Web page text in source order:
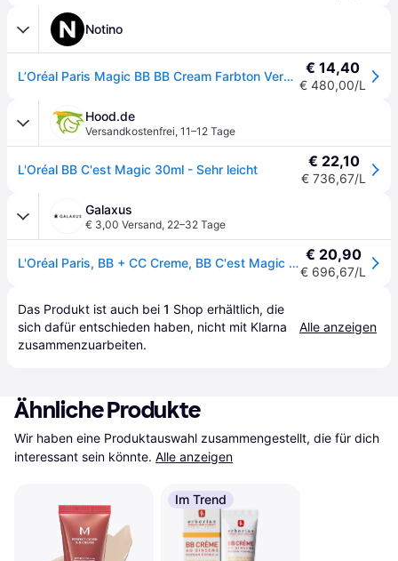
Notino
L’Oréal Paris Magic BB BB Cream Farbton Very Light 30 ml € 14,40
€ 480,00/L
Hood.de
Versandkostenfrei, 11–12 Tage
L'Oréal BB C'est Magic 30ml - Sehr leicht € 22,10
€ 736,67/L
Galaxus
€ 3,00 Versand, 22–32 Tage
L'Oréal Paris, BB + CC Creme, BB C'est Magic (Beige, Nude, Sehr Hell, 30ml) € 20,90
€ 696,67/L
Das Produkt ist auch bei 1 Shop erhältlich, die
sich dafür entschieden haben, nicht mit Klarna
zusammenzuarbeiten.
Alle anzeigen
Ähnliche Produkte
Wir haben eine Produktauswahl zusammengestellt, die für dich
interessant sein könnte. Alle anzeigen
Im Trend